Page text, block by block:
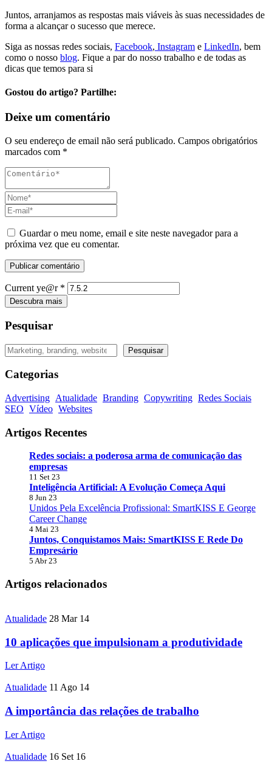
Juntos, arranjamos as respostas mais viáveis às suas necessidades de
forma a alcançar o sucesso que merece.
Siga as nossas redes sociais, Facebook, Instagram e LinkedIn, bem
como o nosso blog. Fique a par do nosso trabalho e de todas as
dicas que temos para si
Gostou do artigo? Partilhe:
Deixe um comentário
O seu endereço de email não será publicado. Campos obrigatórios
marcados com *
Guardar o meu nome, email e site neste navegador para a
próxima vez que eu comentar.
Current ye@r *
Descubra mais
Pesquisar
Pesquisar Pesquisar
Categorias
Advertising Atualidade Branding Copywriting Redes Sociais
SEO Vídeo Websites
Artigos Recentes
Redes sociais: a poderosa arma de comunicação das
empresas
11 Set 23
Inteligência Artificial: A Evolução Começa Aqui
8 Jun 23
Unidos Pela Excelência Profissional: SmartKISS E George
Career Change
4 Mai 23
Juntos, Conquistamos Mais: SmartKISS E Rede Do
Empresário
5 Abr 23
Artigos relacionados
Atualidade 28 Mar 14
10 aplicações que impulsionam a produtividade
Ler Artigo
Atualidade 11 Ago 14
A importância das relações de trabalho
Ler Artigo
Atualidade 16 Set 16